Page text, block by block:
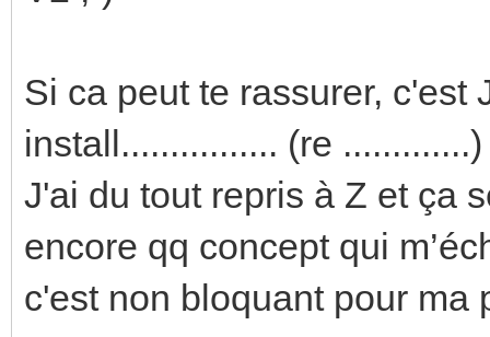
Si ca peut te rassurer, c'est
install................ (re .............)
J'ai du tout repris à Z et ça
encore qq concept qui
c'est non bloquant pour ma